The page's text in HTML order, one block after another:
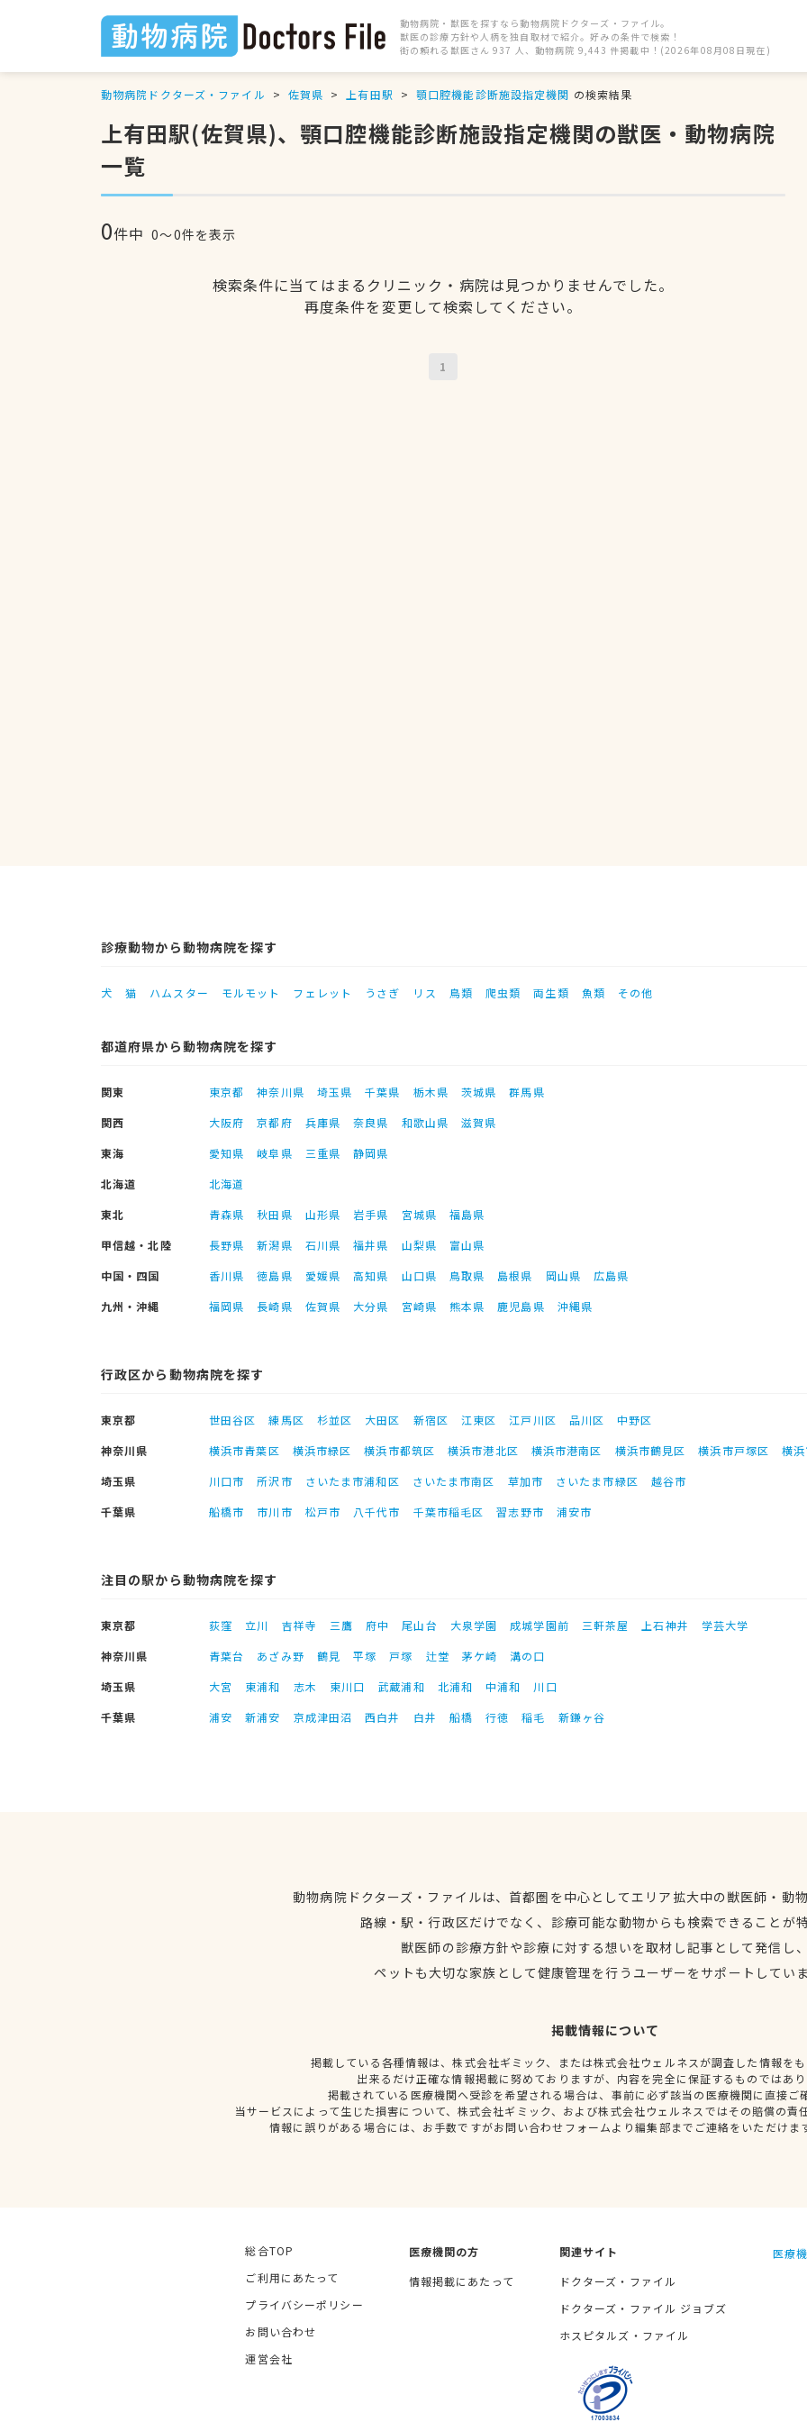
動物病院・獣医を探すなら動物病院ドクターズ・ファイル。
獣医の診療方針や人柄を独自取材で紹介。好みの条件で検索！
街の頼れる獣医さん 937 人、動物病院 9,443 件掲載中！(2026年08月08日現在)
動物病院ドクターズ・ファイル 佐賀県 上有田駅 顎口腔機能診断施設指定機関 の検索結果
上有田駅(佐賀県)、顎口腔機能診断施設指定機関の獣医・動物病院
一覧
0件中 0〜0件を表示
検索条件に当てはまるクリニック・病院は見つかりませんでした。
再度条件を変更して検索してください。
1
診療動物から動物病院を探す
犬 猫 ハムスター モルモット フェレット うさぎ リス 鳥類 爬虫類 両生類 魚類 その他
都道府県から動物病院を探す
関東 東京都 神奈川県 埼玉県 千葉県 栃木県 茨城県
群馬県
関西
大阪府 京都府 兵庫県 奈良県 和歌山県
滋賀県
東海
愛知県 岐阜県 三重県
静岡県
北海道
北海道
東北
青森県 秋田県 山形県 岩手県 宮城県
福島県
甲信越・北陸
長野県 新潟県 石川県 福井県 山梨県
富山県
中国・四国
香川県 徳島県 愛媛県 高知県 山口県 鳥取県 島根県 岡山県
広島県
九州・沖縄
福岡県 長崎県 佐賀県 大分県 宮崎県 熊本県 鹿児島県 沖縄県
行政区から動物病院を探す
東京都 世田谷区 練馬区 杉並区 大田区 新宿区 江東区 江戸川区 品川区
中野区
神奈川県
横浜市青葉区 横浜市緑区 横浜市都筑区 横浜市港北区 横浜市港南区 横浜市鶴見区 横浜市戸塚区
横
埼玉県
川口市 所沢市 さいたま市浦和区 さいたま市南区 草加市 さいたま市緑区
越谷市
千葉県
船橋市 市川市 松戸市 八千代市 千葉市稲毛区 習志野市 浦安市
注目の駅から動物病院を探す
東京都 荻窪 立川 吉祥寺 三鷹 府中 尾山台 大泉学園 成城学園前 三軒茶屋 上石神井
学芸大学
神奈川県
青葉台 あざみ野 鶴見 平塚 戸塚 辻堂 茅ケ崎
溝の口
埼玉県
大宮 東浦和 志木 東川口 武蔵浦和 北浦和 中浦和
川口
千葉県
浦安 新浦安 京成津田沼 西白井 白井 船橋 行徳 稲毛 新鎌ヶ谷
動物病院ドクターズ・ファイルは、首都圏を中心としてエリア拡大中の獣医師・動
路線・駅・行政区だけでなく、診療可能な動物からも検索できることが
獣医師の診療方針や診療に対する想いを取材し記事として発信し
ペットも大切な家族として健康管理を行うユーザーをサポートしてい
掲載情報について
掲載している各種情報は、株式会社ギミック、または株式会社ウェルネスが調査した情報を
出来るだけ正確な情報掲載に努めておりますが、内容を完全に保証するものではあ
掲載されている医療機関へ受診を希望される場合は、事前に必ず該当の医療機関に直接ご
当サービスによって生じた損害について、株式会社ギミック、および株式会社ウェルネスではその賠償の責
情報に誤りがある場合には、お手数ですがお問い合わせフォームより編集部までご連絡をいただけま
総合TOP
ご利用にあたって
プライバシーポリシー
お問い合わせ
運営会社
医療機関の方
情報掲載にあたって
関連サイト
ドクターズ・ファイル
ドクターズ・ファイル ジョブズ
ホスピタルズ・ファイル
医療